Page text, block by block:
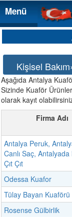
Menü
Menü
Kişisel
Aşağıda Antalya
Sizinde Kuaför
olarak kayıt
Firma Adı
Antalya Peruk,
Canlı Saç, Antalyada
Çıt Çıt
Odessa Kuafor
Tülay Bayan Kuaförü
Rosense Gülbirlik